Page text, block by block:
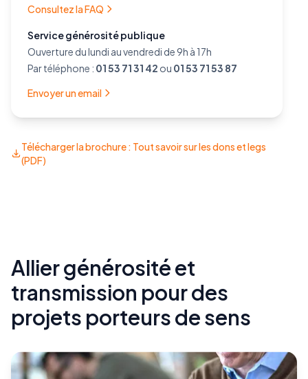
Consultez la FAQ
Service générosité publique
Ouverture du lundi au vendredi de 9h à 17h
Par téléphone : 01 53 71 31 42 ou 01 53 71 53 87
Envoyer un email
Télécharger la brochure : Tout savoir sur les dons et legs
(PDF)
Allier générosité et
transmission pour des
projets porteurs de sens